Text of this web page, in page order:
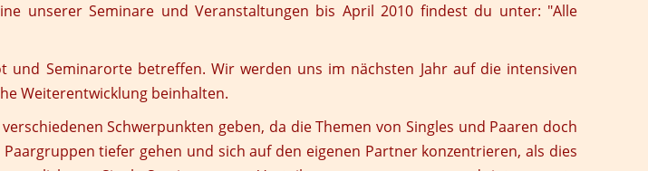
unserer Seminare und Veranstaltungen bis April 2010 findest du unter: "Alle
Seminarorte betreffen. Wir werden uns im nächsten Jahr auf die intensiven
Weiterentwicklung beinhalten.
Schwerpunkten geben, da die Themen von Singles und Paaren doch
tiefer gehen und sich auf den eigenen Partner konzentrieren, als dies